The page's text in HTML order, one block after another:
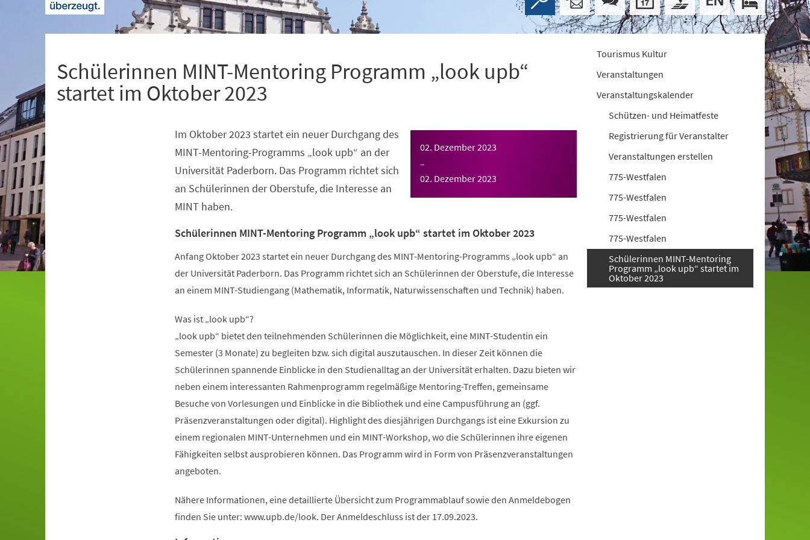
Schülerinnen MINT-Mentoring Programm „look upb“
startet im Oktober 2023
02. Dezember 2023
–
02. Dezember 2023
Im Oktober 2023 startet ein neuer Durchgang des
MINT-Mentoring-Programms „look upb“ an der
Universität Paderborn. Das Programm richtet sich
an Schülerinnen der Oberstufe, die Interesse an
MINT haben.
Schülerinnen MINT-Mentoring Programm „look upb“ startet im Oktober 2023
Anfang Oktober 2023 startet ein neuer Durchgang des MINT-Mentoring-Programms „look upb“ an
der Universität Paderborn. Das Programm richtet sich an Schülerinnen der Oberstufe, die Interesse
an einem MINT-Studiengang (Mathematik, Informatik, Naturwissenschaften und Technik) haben.
Was ist „look upb“?
„look upb“ bietet den teilnehmenden Schülerinnen die Möglichkeit, eine MINT-Studentin ein
Semester (3 Monate) zu begleiten bzw. sich digital auszutauschen. In dieser Zeit können die
Schülerinnen spannende Einblicke in den Studienalltag an der Universität erhalten. Dazu bieten wir
neben einem interessanten Rahmenprogramm regelmäßige Mentoring-Treffen, gemeinsame
Besuche von Vorlesungen und Einblicke in die Bibliothek und eine Campusführung an (ggf.
Präsenzveranstaltungen oder digital). Highlight des diesjährigen Durchgangs ist eine Exkursion zu
einem regionalen MINT-Unternehmen und ein MINT-Workshop, wo die Schülerinnen ihre eigenen
Fähigkeiten selbst ausprobieren können. Das Programm wird in Form von Präsenzveranstaltungen
angeboten.
Nähere Informationen, eine detaillierte Übersicht zum Programmablauf sowie den Anmeldebogen
finden Sie unter: www.upb.de/look. Der Anmeldeschluss ist der 17.09.2023.
Tourismus Kultur
Veranstaltungen
Veranstaltungskalender
Schützen- und Heimatfeste
Registrierung für Veranstalter
Veranstaltungen erstellen
775-Westfalen
775-Westfalen
775-Westfalen
775-Westfalen
Schülerinnen MINT-Mentoring
Programm „look upb“ startet im
Oktober 2023